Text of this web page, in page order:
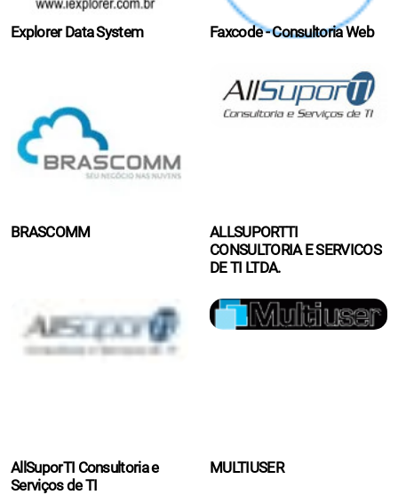
Explorer Data System Faxcode - Consultoria Web
BRASCOMM
ALLSUPORTTI
CONSULTORIA E SERVICOS
DE TI LTDA.
AllSuporTI Consultoria e
Serviços de TI
MULTIUSER